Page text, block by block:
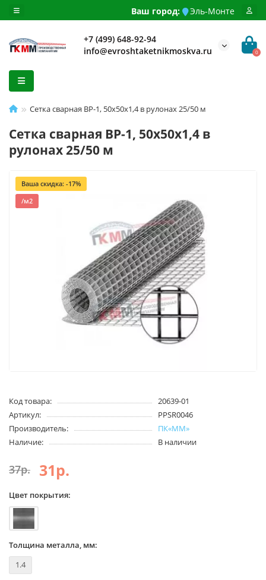
Ваш город: Эль-Монте
+7 (499) 648-92-94
info@evroshtaketnikmoskva.ru
0
Сетка сварная ВР-1, 50х50х1,4 в рулонах 25/50 м
Сетка сварная ВР-1, 50х50х1,4 в
рулонах 25/50 м
Ваша скидка: -17%
/м2
Код товара:
20639-01
Артикул:
PPSR0046
Производитель:
ПК«ММ»
Наличие:
В наличии
37р. 31р.
Цвет покрытия:
Толщина металла, мм:
1.4